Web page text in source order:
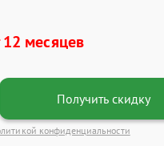
12 месяцев
Получить скидку
конфиденциальности